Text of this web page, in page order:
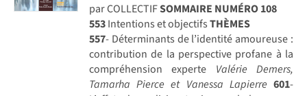
par COLLECTIFSOMMAIRE NUMÉRO 108
553Intentions et objectifsTHÈMES
557- Déterminants de l’identité amoureuse :
contribution de la perspective profane à la
compréhension experte Valérie Demers,
Tamarha Pierce et Vanessa Lapierre 601-